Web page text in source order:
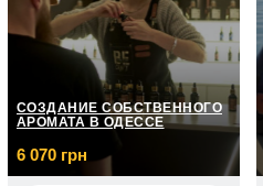
СОЗДАНИЕ СОБСТВЕННОГО
АРОМАТА В ОДЕССЕ
6 070 грн